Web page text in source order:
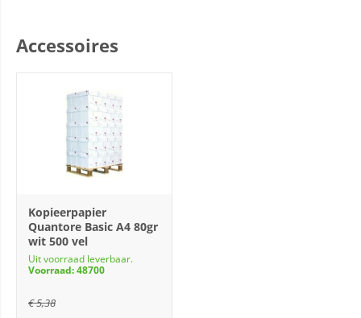
Accessoires
Kopieerpapier
Quantore Basic A4 80gr
wit 500 vel
Uit voorraad leverbaar.
Voorraad: 48700
€5,38